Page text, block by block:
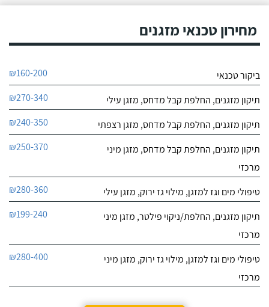
לפרטי העסק
עבורי את המזגן והם היו
מאוד מקצועיים ומיומנים,
את דודו אני מכירה כבר 14
שנים כי הוא אחראי באופן
קבוע על תפעול המזגנים
חייג עכשיו
יורי מזגנים ומקררים
9.4
התקנת שני מיני מרכזי
מקצועית ביותר. מ ו מ ל ץ מ
מחירון טכנאי מזגנים
ביקור טכנאי ₪160-200
תיקון מזגנים, החלפת קבל מדחס, מזגן עילי ₪270-340
תיקון מזגנים, החלפת קבל מדחס, מזגן רצפתי ₪240-350
תיקון מזגנים, החלפת קבל מדחס, מזגן מיני
מרכזי
₪250-370
טיפולי מים וגז למזגן, מילוי גז ירוק, מזגן עילי ₪280-360
תיקון מזגנים, החלפת/ניקוי פילטר, מזגן מיני
מרכזי
₪199-240
טיפולי מים וגז למזגן, מילוי גז ירוק, מזגן מיני
מרכזי
₪280-400